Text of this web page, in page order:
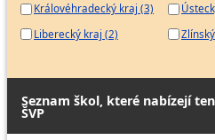
Královéhradecký kraj (3)
Liberecký kraj (2)
Seznam škol, které nabízejí
ŠVP